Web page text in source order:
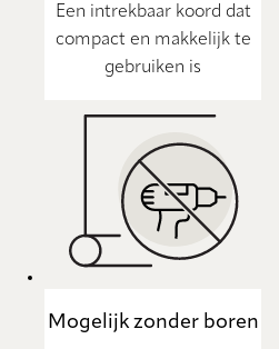
Een intrekbaar koord dat
compact en makkelijk te
gebruiken is
Mogelijk zonder boren